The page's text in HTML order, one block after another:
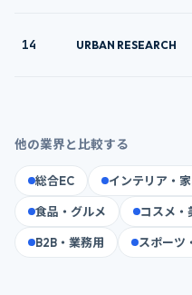
14 URBAN RESEARCH
他の業界と比較する
総合EC インテリア・
食品・グルメ コスメ・
B2B・業務用 スポーツ